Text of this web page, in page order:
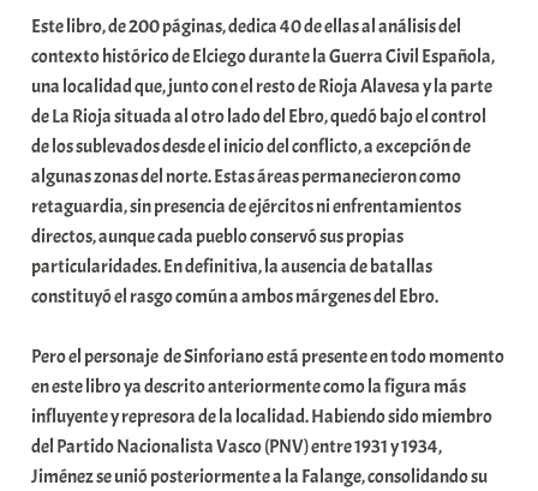
Este libro, de 200 páginas, dedica 40 de ellas al análisis del
contexto histórico de Elciego durante la Guerra Civil Española,
una localidad que, junto con el resto de Rioja Alavesa y la parte
de La Rioja situada al otro lado del Ebro, quedó bajo el control
de los sublevados desde el inicio del conflicto, a excepción de
algunas zonas del norte. Estas áreas permanecieron como
retaguardia, sin presencia de ejércitos ni enfrentamientos
directos, aunque cada pueblo conservó sus propias
particularidades. En definitiva, la ausencia de batallas
constituyó el rasgo común a ambos márgenes del Ebro.
Pero el personaje de Sinforiano está presente en todo momento
en este libro ya descrito anteriormente como la figura más
influyente y represora de la localidad. Habiendo sido miembro
del Partido Nacionalista Vasco (PNV) entre 1931 y 1934,
Jiménez se unió posteriormente a la Falange, consolidando su